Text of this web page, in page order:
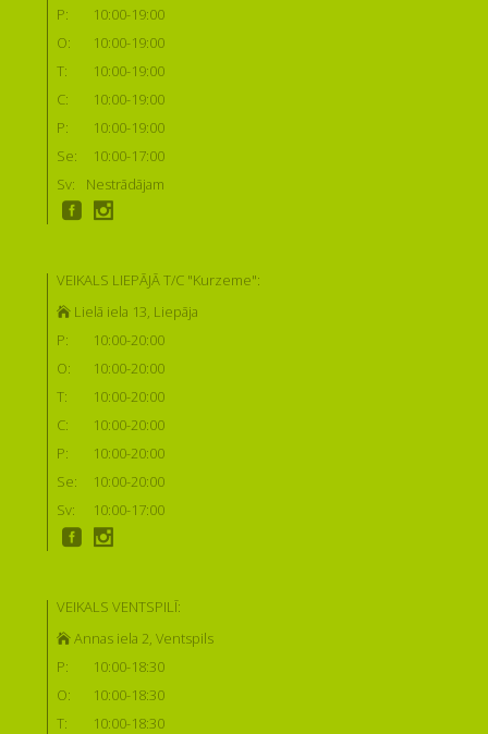
P:
10:00-19:00
O:
10:00-19:00
T:
10:00-19:00
C:
10:00-19:00
P:
10:00-19:00
Se:
10:00-17:00
Sv:
Nestrādājam
VEIKALS LIEPĀJĀ T/C "Kurzeme":
Lielā iela 13, Liepāja
P:
10:00-20:00
O:
10:00-20:00
T:
10:00-20:00
C:
10:00-20:00
P:
10:00-20:00
Se:
10:00-20:00
Sv:
10:00-17:00
VEIKALS VENTSPILĪ:
Annas iela 2, Ventspils
P:
10:00-18:30
O:
10:00-18:30
T:
10:00-18:30